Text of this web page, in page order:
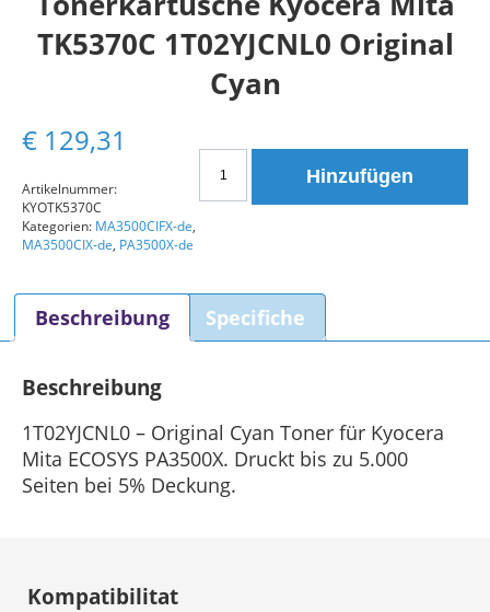
TK5370C 1T02YJCNL0 Original
Cyan
€ 129,31
Kyocera
Original
Cyan
Menge
Hinzufügen
Artikelnummer:
KYOTK5370C
Kategorien: MA3500CIFX-de,
MA3500CIX-de, PA3500X-de
Beschreibung Specifiche
Beschreibung
1T02YJCNL0 – Original Cyan Toner für Kyocera
Mita ECOSYS PA3500X. Druckt bis zu 5.000
Seiten bei 5% Deckung.
Kompatibilitat